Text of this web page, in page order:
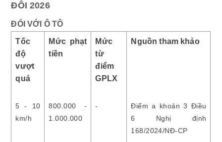
ĐÔI 2026
ĐỐI VỚI Ô TÔ
Tốc
độ
vượt
quá
Mức phạt
tiền
Mức
từ
điểm
GPLX
Nguồn tham khảo
5 - 10
km/h
800.000 -
1.000.000
-
Điểm a khoản 3 Điều
6 Nghị định
168/2024/NĐ-CP